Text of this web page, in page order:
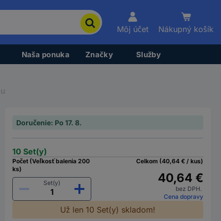
Môj účet Nákupný košík
Naša ponuka Značky Služby
Doručenie: Po 17. 8.
10 Set(y)
Počet (Veľkosť balenia 200
ks)
Set(y)
Celkom (40,64 € / kus)
40,64 €
bez DPH.
Cena dopravy
Už len 10 Set(y) skladom!